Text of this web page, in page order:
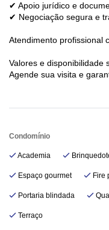
✔ Apoio jurídico e
✔ Negociação segura e
Atendimento profissional
Valores e disponibilidade
Agende sua visita e
Condomínio
Academia
Espaço gourmet Fire
Portaria blindada
Terraço